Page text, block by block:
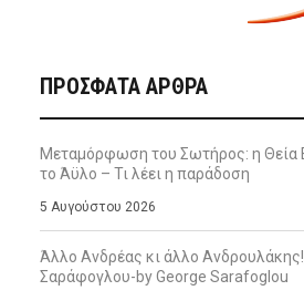
ΠΡΌΣΦΑΤΑ ΆΡΘΡΑ
Μεταμόρφωση του Σωτήρος: η Θεία
το Άϋλο – Τι λέει η παράδοση
5 Αυγούστου 2026
Άλλο Ανδρέας κι άλλο
Σαράφογλου-by George Sarafoglou